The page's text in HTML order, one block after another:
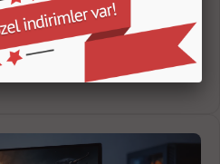
Kameraları Nasıl Seçilir?
insan, araç ve hareket
sunar. Ev ve iş yeriniz için doğru